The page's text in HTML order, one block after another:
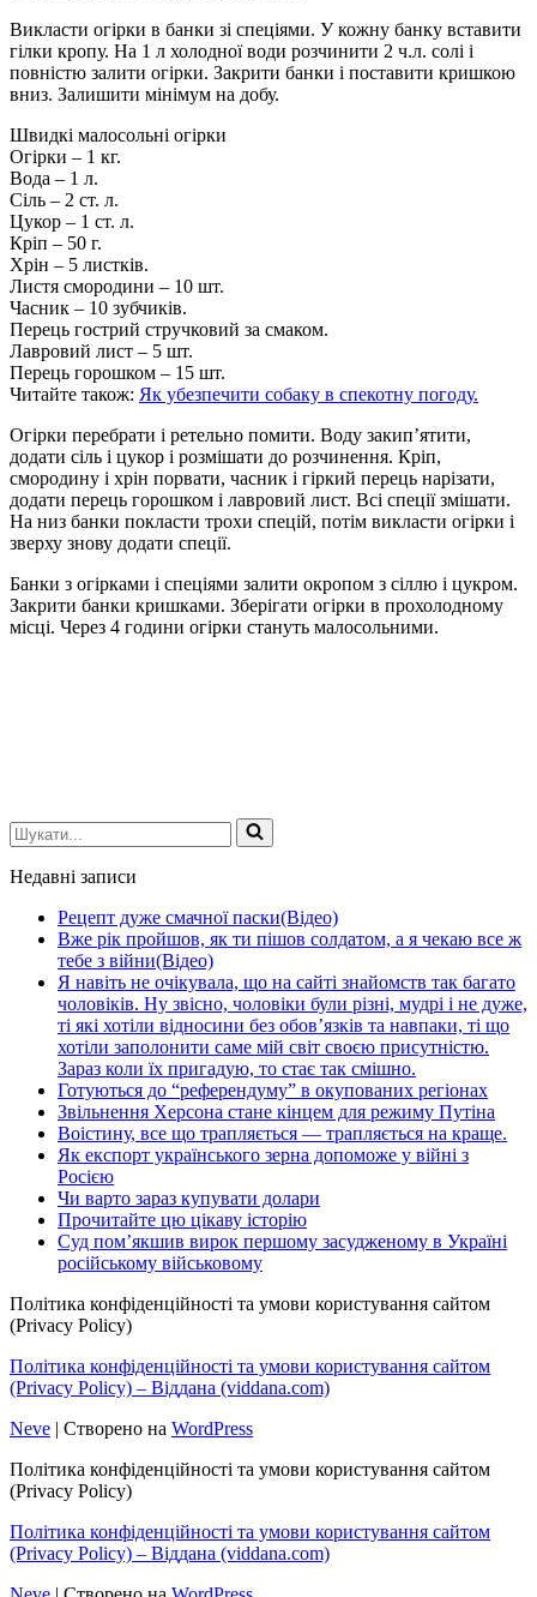
Викласти огірки в банки зі спеціями. У кожну банку вставити
гілки кропу. На 1 л холодної води розчинити 2 ч.л. солі і
повністю залити огірки. Закрити банки і поставити кришкою
вниз. Залишити мінімум на добу.
Швидкі малосольні огірки
Огірки – 1 кг.
Вода – 1 л.
Сіль – 2 ст. л.
Цукор – 1 ст. л.
Кріп – 50 г.
Хрін – 5 листків.
Листя смородини – 10 шт.
Часник – 10 зубчиків.
Перець гострий стручковий за смаком.
Лавровий лист – 5 шт.
Перець горошком – 15 шт.
Читайте також: Як убезпечити собаку в спекотну погоду.
Огірки перебрати і ретельно помити. Воду закип’ятити,
додати сіль і цукор і розмішати до розчинення. Кріп,
смородину і хрін порвати, часник і гіркий перець нарізати,
додати перець горошком і лавровий лист. Всі спеції змішати.
На низ банки покласти трохи спецій, потім викласти огірки і
зверху знову додати спеції.
Банки з огірками і спеціями залити окропом з сіллю і цукром.
Закрити банки кришками. Зберігати огірки в прохолодному
місці. Через 4 години огірки стануть малосольними.
Шукати...
Недавні записи
Рецепт дуже смачної паски(Відео)
Вже рік пройшов, як ти пішов солдатом, а я чекаю все ж
тебе з війни(Відео)
Я навіть не очікувала, що на сайті знайомств так багато
чоловіків. Ну звісно, чоловіки були різні, мудрі і не дуже,
ті які хотіли відносини без обов’язків та навпаки, ті що
хотіли заполонити саме мій світ своєю присутністю.
Зараз коли їх пригадую, то стає так смішно.
Готуються до “референдуму” в окупованих регіонах
Звільнення Херсона стане кінцем для режиму Путіна
Воістину, все що трапляється — трапляється на краще.
Як експорт українського зерна допоможе у війні з
Росією
Чи варто зараз купувати долари
Прочитайте цю цікаву історію
Суд пом’якшив вирок першому засудженому в Україні
російському військовому
Політика конфіденційності та умови користування сайтом
(Privacy Policy)
Політика конфіденційності та умови користування сайтом
(Privacy Policy) – Віддана (viddana.com)
Neve | Створено на WordPress
Політика конфіденційності та умови користування сайтом
(Privacy Policy)
Політика конфіденційності та умови користування сайтом
(Privacy Policy) – Віддана (viddana.com)